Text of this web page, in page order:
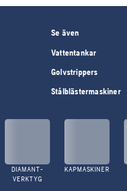
Se även
Vattentankar
Golvstrippers
Stålblästermaskiner
DIAMANT-
VERKTYG
KAPMASKINER